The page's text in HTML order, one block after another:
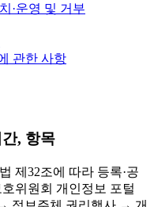
·운영 및 거부
관한 사항
, 항목
제32조에 따라 등록·공
위원회 개인정보 포털